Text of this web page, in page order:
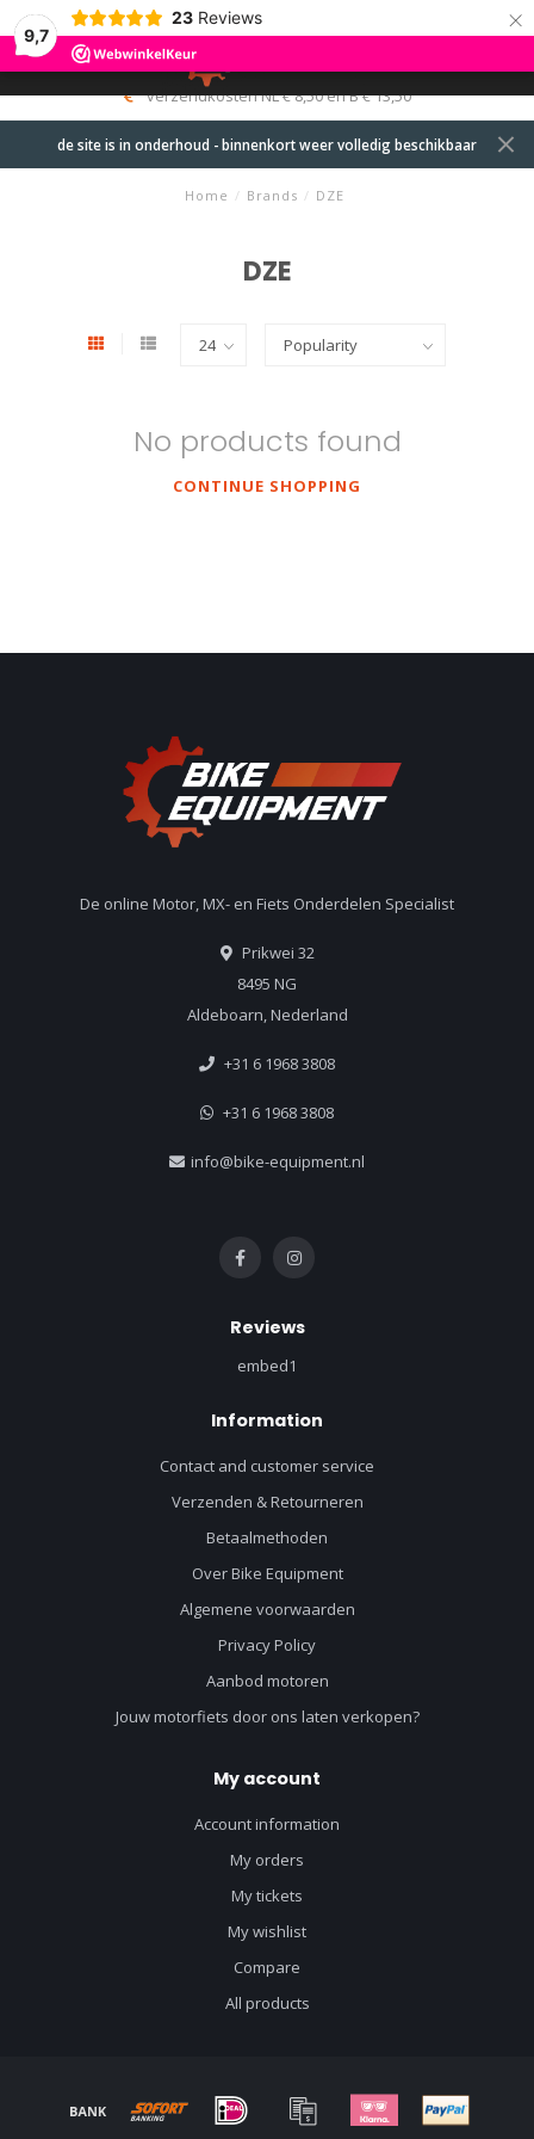
9,7
23 Reviews ×
MENU
0
verzendkosten NL € 8,50 en B € 13,50
de site is in onderhoud - binnenkort weer volledig beschikbaar
Home / Brands / DZE
DZE
No products found
CONTINUE SHOPPING
De online Motor, MX- en Fiets Onderdelen Specialist
Prikwei 32
8495 NG
Aldeboarn, Nederland
+31 6 1968 3808
+31 6 1968 3808
info@bike-equipment.nl
Reviews
embed1
Information
Contact and customer service
Verzenden & Retourneren
Betaalmethoden
Over Bike Equipment
Algemene voorwaarden
Privacy Policy
Aanbod motoren
Jouw motorfiets door ons laten verkopen?
My account
Account information
My orders
My tickets
My wishlist
Compare
All products